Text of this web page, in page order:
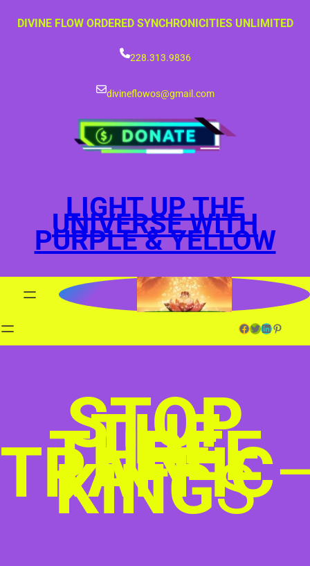
DIVINE FLOW ORDERED SYNCHRONICITIES UNLIMITED
228.313.9836
divineflowos@gmail.com
LIGHT UP THE
UNIVERSE WITH
PURPLE & YELLOW
Facebook Twitter LinkedIn Pinterest
STOP
THE
THREE
TRAFFIC
KINGS